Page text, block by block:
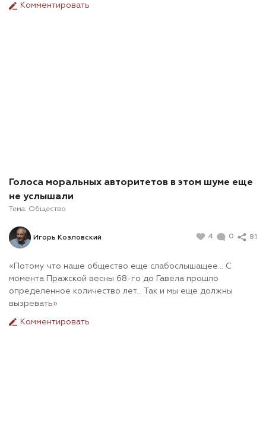
Комментировать
Голоса моральных авторитетов в этом шуме еще
не услышали
Тема: Общество
Игорь Козловский 4 0 81
«Потому что наше общество еще слабослышащее… С
момента Пражской весны 68-го до Гавела прошло
определенное количество лет… Так и мы еще должны
вызревать»
Комментировать